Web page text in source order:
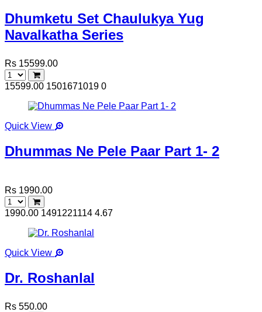
Dhumketu Set Chaulukya Yug
Navalkatha Series
Rs 15599.00
15599.00 1501671019 0
Quick View
Dhummas Ne Pele Paar Part 1- 2
Rs 1990.00
1990.00 1491221114 4.67
Quick View
Dr. Roshanlal
Rs 550.00